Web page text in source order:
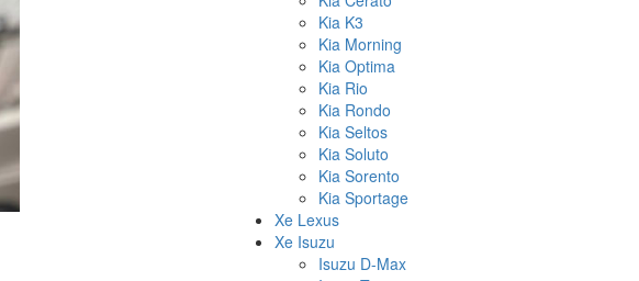
Kia K3
Kia Morning
Kia Optima
Kia Rio
Kia Rondo
Kia Seltos
Kia Soluto
Kia Sorento
Kia Sportage
Xe Lexus
Xe Isuzu
Isuzu D-Max